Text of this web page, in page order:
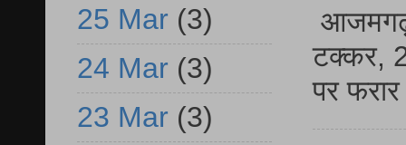
आजमगढ़
टक्कर,
पर
25 Mar (3)
24 Mar (3)
23 Mar (3)